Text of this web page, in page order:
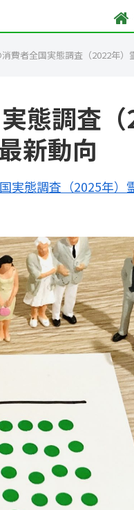
消費者全国実態調査（2022年
態調査
新動向
実態調査（2025年）